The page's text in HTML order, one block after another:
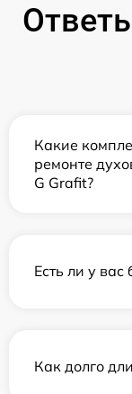
Какие
ремонте
G Grafit?
Есть ли у вас
Как долго